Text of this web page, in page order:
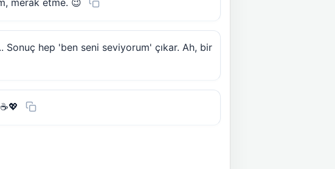
merak etme. 😉
Sonuç hep 'ben seni seviyorum' çıkar. Ah, bir